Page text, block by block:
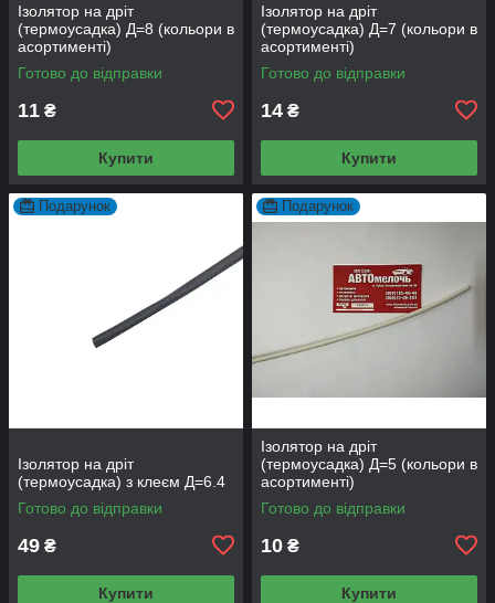
Ізолятор на дріт
(термоусадка) Д=8 (кольори в
асортименті)
Готово до відправки
11 ₴
Купити
Ізолятор на дріт
(термоусадка) Д=7 (кольори в
асортименті)
Готово до відправки
14 ₴
Купити
Подарунок
Ізолятор на дріт
(термоусадка) з клеєм Д=6.4
Готово до відправки
49 ₴
Купити
Подарунок
Ізолятор на дріт
(термоусадка) Д=5 (кольори в
асортименті)
Готово до відправки
10 ₴
Купити